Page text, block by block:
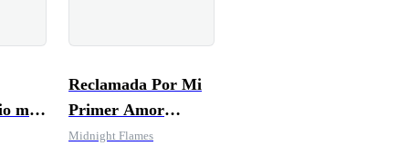
me
Reclamada Por Mi
Primer Amor
Multimillionario
Midnight Flames